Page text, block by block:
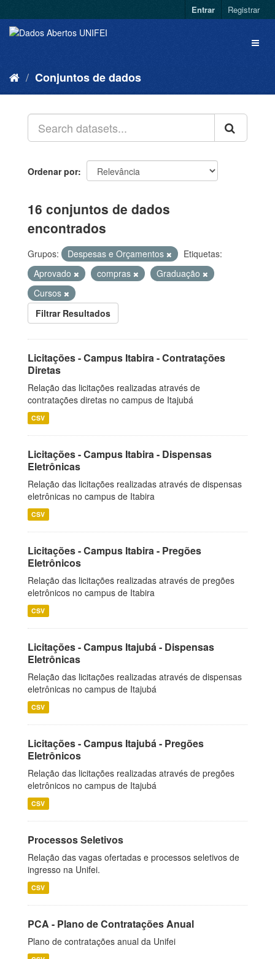
Entrar Registrar
Conjuntos de dados
Ordenar por
16 conjuntos de dados
encontrados
Grupos: Despesas e Orçamentos
Etiquetas:
Aprovado
compras
Graduação
Cursos
Filtrar Resultados
Licitações - Campus Itabira - Contratações
Diretas
Relação das licitações realizadas através de
contratações diretas no campus de Itajubá
CSV
Licitações - Campus Itabira - Dispensas
Eletrônicas
Relação das licitações realizadas através de dispensas
eletrônicas no campus de Itabira
CSV
Licitações - Campus Itabira - Pregões
Eletrônicos
Relação das licitações realizadas através de pregões
eletrônicos no campus de Itabira
CSV
Licitações - Campus Itajubá - Dispensas
Eletrônicas
Relação das licitações realizadas através de dispensas
eletrônicas no campus de Itajubá
CSV
Licitações - Campus Itajubá - Pregões
Eletrônicos
Relação das licitações realizadas através de pregões
eletrônicos no campus de Itajubá
CSV
Processos Seletivos
Relação das vagas ofertadas e processos seletivos de
ingresso na Unifei.
CSV
PCA - Plano de Contratações Anual
Plano de contratações anual da Unifei